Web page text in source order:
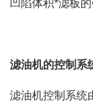
凹陷体积*滤板的
滤油机的控制系
滤油机控制系统